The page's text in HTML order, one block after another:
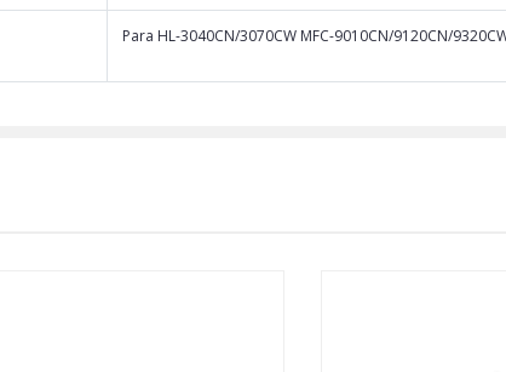
Para HL-3040CN/3070CW MFC-9010CN/9120CN/